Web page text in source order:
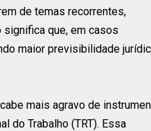
de temas recorrentes,
que, em casos
maior previsibilidade
mais agravo de
do Trabalho (TRT). Essa